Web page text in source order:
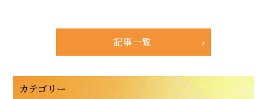
記事一覧
カテゴリー